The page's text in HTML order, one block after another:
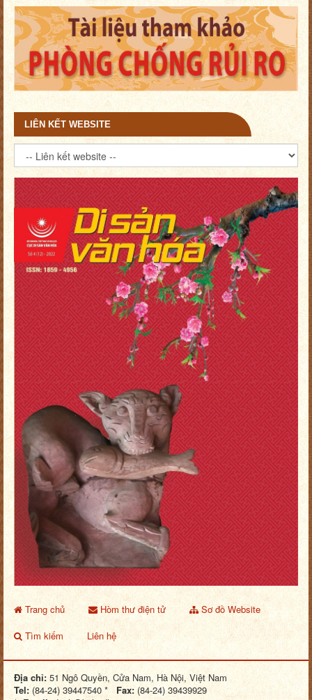
LIÊN KẾT WEBSITE
Trang chủ Hòm thư điện tử
Sơ đồ Website
Tìm kiếm
Liên hệ
Địa chỉ: 51 Ngô Quyền, Cửa Nam, Hà Nội, Việt Nam
Tel: (84-24) 39447540 * Fax: (84-24) 39439929